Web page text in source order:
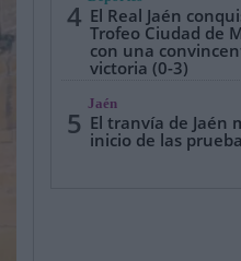
4 El Real Jaén
Trofeo Ciudad de
con una
victoria (0-3)
5
Jaén
El tranvía de Jaén
inicio de las